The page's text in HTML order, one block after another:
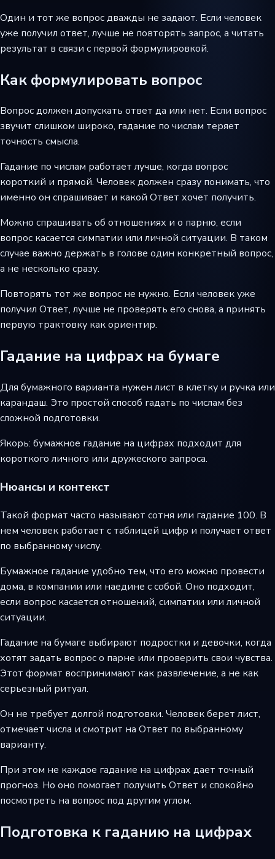
Один и тот же вопрос дважды не задают. Если человек
уже получил ответ, лучше не повторять запрос, а читать
результат в связи с первой формулировкой.
Как формулировать вопрос
Вопрос должен допускать ответ да или нет. Если вопрос
звучит слишком широко, гадание по числам теряет
точность смысла.
Гадание по числам работает лучше, когда вопрос
короткий и прямой. Человек должен сразу понимать, что
именно он спрашивает и какой Ответ хочет получить.
Можно спрашивать об отношениях и о парню, если
вопрос касается симпатии или личной ситуации. В таком
случае важно держать в голове один конкретный вопрос,
а не несколько сразу.
Повторять тот же вопрос не нужно. Если человек уже
получил Ответ, лучше не проверять его снова, а принять
первую трактовку как ориентир.
Гадание на цифрах на бумаге
Для бумажного варианта нужен лист в клетку и ручка или
карандаш. Это простой способ гадать по числам без
сложной подготовки.
Якорь: бумажное гадание на цифрах подходит для
короткого личного или дружеского запроса.
Нюансы и контекст
Такой формат часто называют сотня или гадание 100. В
нем человек работает с таблицей цифр и получает ответ
по выбранному числу.
Бумажное гадание удобно тем, что его можно провести
дома, в компании или наедине с собой. Оно подходит,
если вопрос касается отношений, симпатии или личной
ситуации.
Гадание на бумаге выбирают подростки и девочки, когда
хотят задать вопрос о парне или проверить свои чувства.
Этот формат воспринимают как развлечение, а не как
серьезный ритуал.
Он не требует долгой подготовки. Человек берет лист,
отмечает числа и смотрит на Ответ по выбранному
варианту.
При этом не каждое гадание на цифрах дает точный
прогноз. Но оно помогает получить Ответ и спокойно
посмотреть на вопрос под другим углом.
Подготовка к гаданию на цифрах